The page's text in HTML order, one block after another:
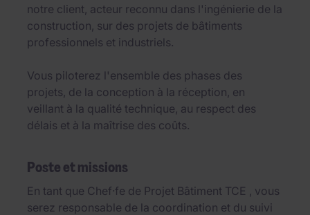
notre client, acteur reconnu dans l'ingénierie de la
construction, sur des projets de bâtiments
professionnels et industriels.
Vous piloterez l'ensemble des phases des
projets, de la conception à la réception, en
veillant à la qualité technique, au respect des
délais et à la maîtrise des coûts.
Poste et missions
En tant que Chef·fe de Projet Bâtiment TCE , vous
serez responsable de la coordination et du suivi